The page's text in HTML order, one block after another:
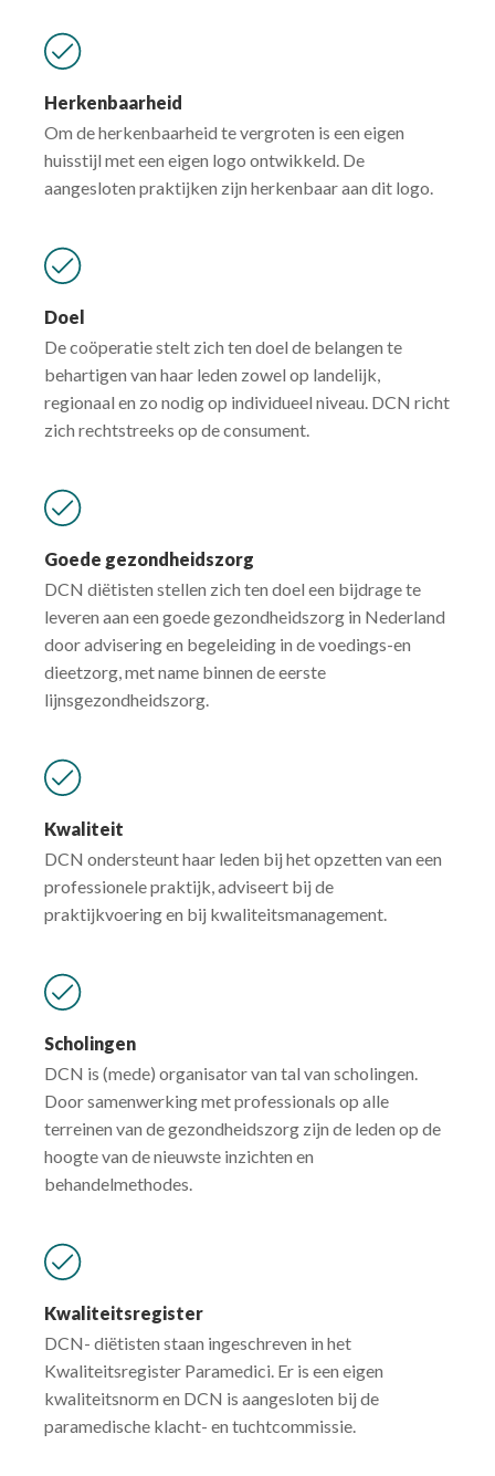
Herkenbaarheid
Om de herkenbaarheid te vergroten is een eigen
huisstijl met een eigen logo ontwikkeld. De
aangesloten praktijken zijn herkenbaar aan dit logo.
Doel
De coöperatie stelt zich ten doel de belangen te
behartigen van haar leden zowel op landelijk,
regionaal en zo nodig op individueel niveau. DCN richt
zich rechtstreeks op de consument.
Goede gezondheidszorg
DCN diëtisten stellen zich ten doel een bijdrage te
leveren aan een goede gezondheidszorg in Nederland
door advisering en begeleiding in de voedings-en
dieetzorg, met name binnen de eerste
lijnsgezondheidszorg.
Kwaliteit
DCN ondersteunt haar leden bij het opzetten van een
professionele praktijk, adviseert bij de
praktijkvoering en bij kwaliteitsmanagement.
Scholingen
DCN is (mede) organisator van tal van scholingen.
Door samenwerking met professionals op alle
terreinen van de gezondheidszorg zijn de leden op de
hoogte van de nieuwste inzichten en
behandelmethodes.
Kwaliteitsregister
DCN- diëtisten staan ingeschreven in het
Kwaliteitsregister Paramedici. Er is een eigen
kwaliteitsnorm en DCN is aangesloten bij de
paramedische klacht- en tuchtcommissie.